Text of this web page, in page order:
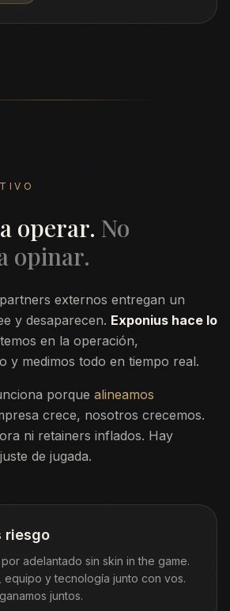
operar. No
opinar.
externos entregan un
y desaparecen. Exponius hace lo
en la operación,
y medimos todo en tiempo real.
porque alineamos
crece, nosotros crecemos.
ni retainers inflados. Hay
de jugada.
riesgo
adelantado sin skin in the game.
equipo y tecnología junto con vos.
juntos.